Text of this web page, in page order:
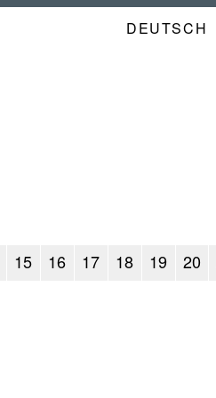
DEUTSCH
15 16 17 18 19 20